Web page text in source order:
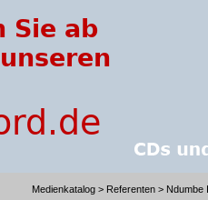
Medienkatalog > Referenten > Ndumbe